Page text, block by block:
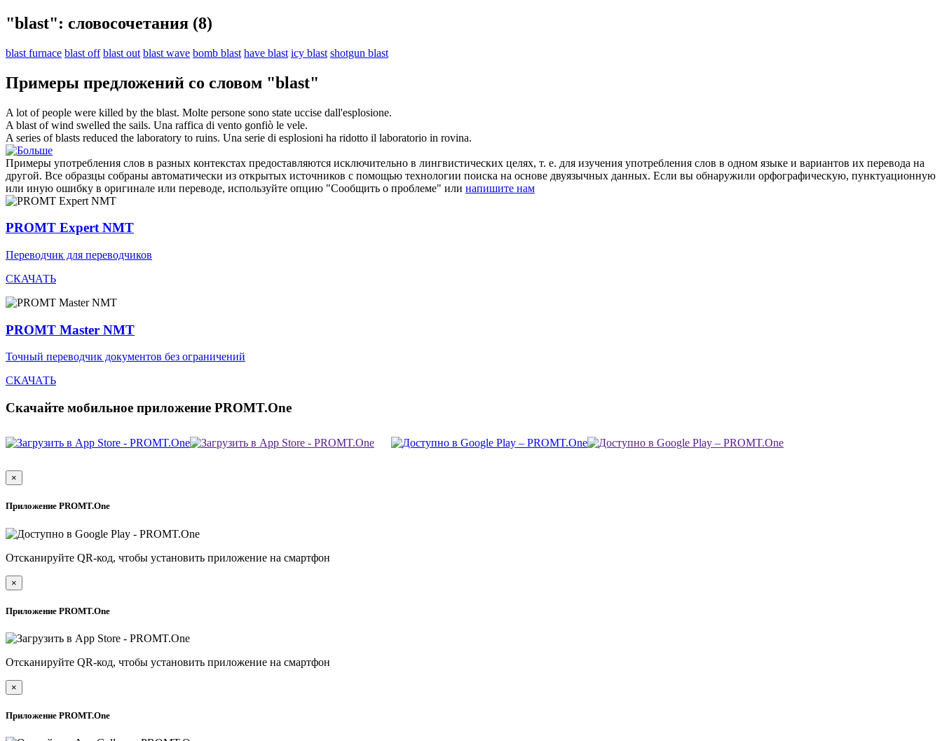
"blast": словосочетания (8)
blast furnace blast off blast out blast wave bomb blast have blast icy blast shotgun blast
Примеры предложений со словом "blast"
A lot of people were killed by the blast. Molte persone sono state uccise dall'esplosione.
A blast of wind swelled the sails. Una raffica di vento gonfiò le vele.
A series ofblasts reduced the laboratory to ruins. Una serie di esplosioni ha ridotto il laboratorio in rovina.
Примеры употребления слов в разных контекстах предоставляются исключительно в лингвистических целях, т. е. для изучения употребления слов в одном языке и вариантов их перевода на
другой. Все образцы собраны автоматически из открытых источников с помощью технологии поиска на основе двуязычных данных. Если вы обнаружили орфографическую, пунктуационную
или иную ошибку в оригинале или переводе, используйте опцию "Сообщить о проблеме" или напишите нам
PROMT Expert NMT
Переводчик для переводчиков
СКАЧАТЬ
PROMT Master NMT
Точный переводчик документов без ограничений
СКАЧАТЬ
Скачайте мобильное приложение PROMT.One
×
Приложение PROMT.One
Отсканируйте QR-код, чтобы установить приложение на смартфон
×
Приложение PROMT.One
Отсканируйте QR-код, чтобы установить приложение на смартфон
×
Приложение PROMT.One